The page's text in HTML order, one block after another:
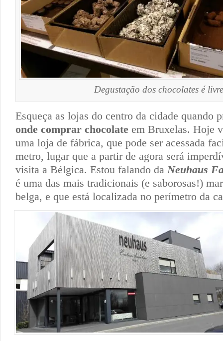
Degustação dos chocolates é
Esqueça as lojas do centro da cidade quando
onde comprar chocolate em Bruxelas. Hoje
uma loja de fábrica, que pode ser acessada
metro, lugar que a partir de agora será
visita a Bélgica. Estou falando da Neuhaus
é uma das mais tradicionais (e saborosas!)
belga, e que está localizada no perímetro da